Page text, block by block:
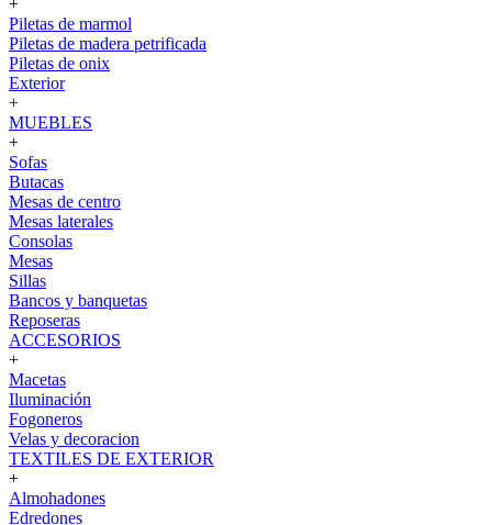
+
Piletas de marmol
Piletas de madera petrificada
Piletas de onix
Exterior
+
MUEBLES
+
Sofas
Butacas
Mesas de centro
Mesas laterales
Consolas
Mesas
Sillas
Bancos y banquetas
Reposeras
ACCESORIOS
+
Macetas
Iluminación
Fogoneros
Velas y decoracion
TEXTILES DE EXTERIOR
+
Almohadones
Edredones